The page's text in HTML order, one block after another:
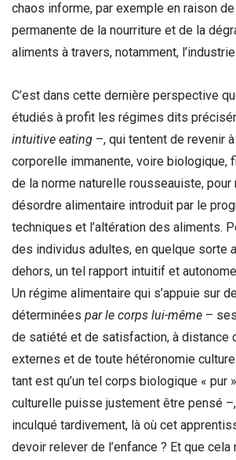
chaos informe, par exemple en raison
permanente de la nourriture et de la
aliments à travers, notamment,
C’est dans cette dernière perspective
étudiés à profit les régimes dits
intuitive eating –, qui tentent de revenir
corporelle immanente, voire biologique,
de la norme naturelle rousseauiste, pour
désordre alimentaire introduit par le
techniques et l’altération des aliments.
des individus adultes, en quelque sorte
dehors, un tel rapport intuitif et
Un régime alimentaire qui s’appuie sur
déterminées par le corps lui-même –
de satiété et de satisfaction, à distance
externes et de toute hétéronomie
tant est qu’un tel corps biologique « pur
culturelle puisse justement être pensé
inculqué tardivement, là où cet
devoir relever de l’enfance ? Et que